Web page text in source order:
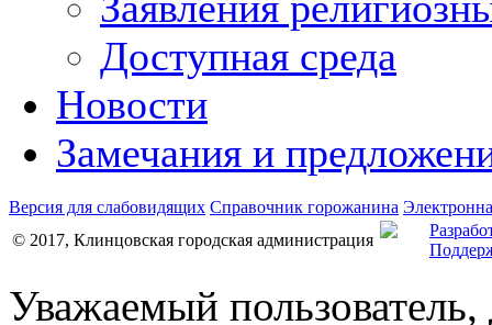
Доступная среда
Новости
Замечания и
Версия для слабовидящих Справочник горожанина
© 2017, Клинцовская городская администрация
Уважаемый